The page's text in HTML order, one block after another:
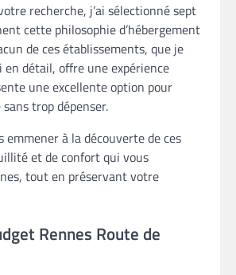
recherche, j’ai sélectionné sept
cette philosophie d’hébergement
de ces établissements, que je
détail, offre une expérience
une excellente option pour
trop dépenser.
emmener à la découverte de ces
et de confort qui vous
tout en préservant votre
Rennes Route de